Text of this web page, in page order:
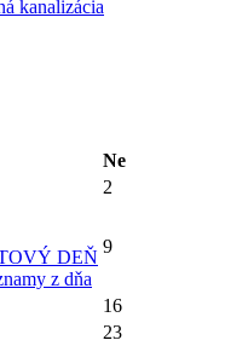
kanalizácia
Ne
2
DEŇ
z dňa
9
16
23